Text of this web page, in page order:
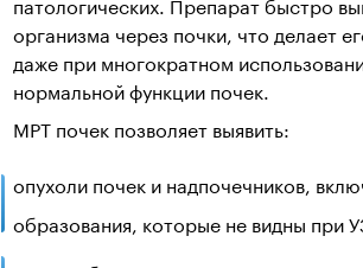
организма через почки, что делает
даже при многократном
нормальной функции почек.
МРТ почек позволяет выявить:
опухоли почек и надпочечников,
образования, которые не видны при